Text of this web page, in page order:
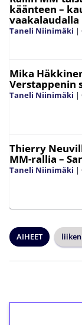
käänteen –
vaakalaudalla
Taneli Niinimäki |
Mika
Verstappenin
Taneli Niinimäki |
Thierry
MM-rallia –
Taneli Niinimäki |
AIHEET